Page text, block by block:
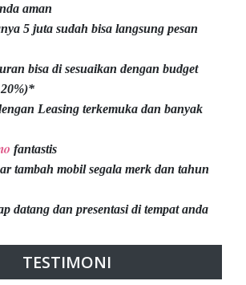
aman
5 juta sudah bisa langsung pesan
bisa di sesuaikan dengan budget
Leasing terkemuka dan banyak
fantastis
tambah mobil segala merk dan tahun
datang dan presentasi di tempat anda
TESTIMONI